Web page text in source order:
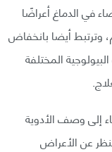
في الدماغ أعراضًا
وترتبط أيضا بانخفاض
المختلفة
إلى وصف الأدوية
عن الأعراض